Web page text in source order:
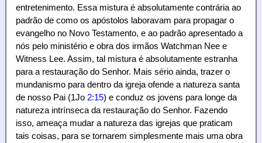
entretenimento. Essa mistura é absolutamente contrária ao
padrão de como os apóstolos laboravam para propagar o
evangelho no Novo Testamento, e ao padrão apresentado a
nós pelo ministério e obra dos irmãos Watchman Nee e
Witness Lee. Assim, tal mistura é absolutamente estranha
para a restauração do Senhor. Mais sério ainda, trazer o
mundanismo para dentro da igreja ofende a natureza santa
de nosso Pai (1Jo 2:15) e conduz os jovens para longe da
natureza intrínseca da restauração do Senhor. Fazendo
isso, ameaça mudar a natureza das igrejas que praticam
tais coisas, para se tornarem simplesmente mais uma obra